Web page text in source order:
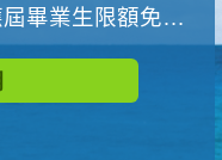
生限額免費參加